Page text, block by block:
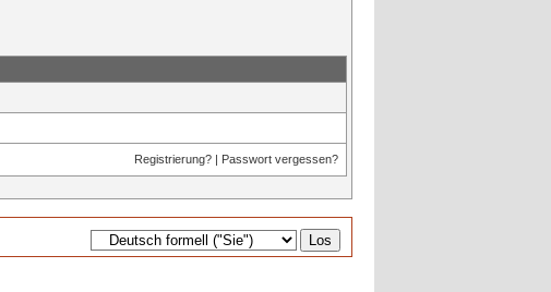
Registrierung? | Passwort vergessen?